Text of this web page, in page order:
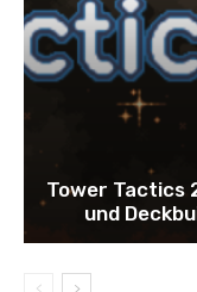
Tower Tactics
und